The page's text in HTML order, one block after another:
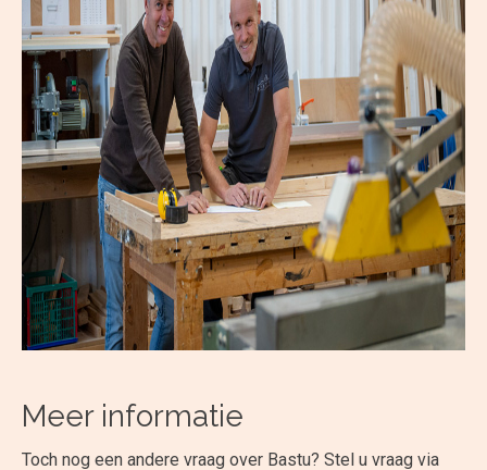
Meer informatie
Toch nog een andere vraag over Bastu? Stel u vraag via